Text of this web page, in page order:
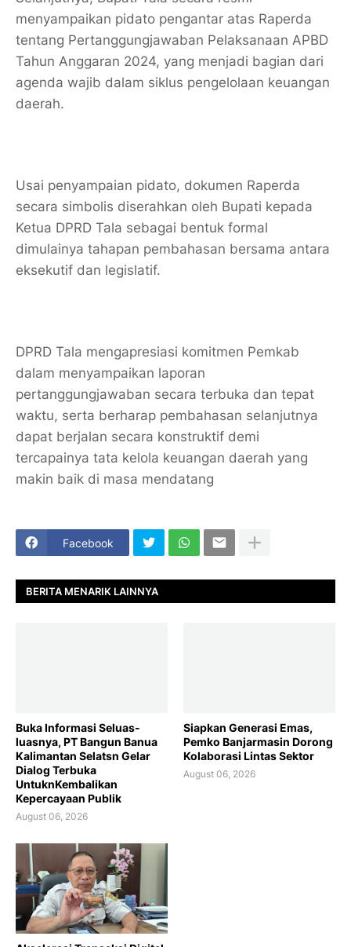
menyampaikan pidato pengantar atas Raperda
tentang Pertanggungjawaban Pelaksanaan APBD
Tahun Anggaran 2024, yang menjadi bagian dari
agenda wajib dalam siklus pengelolaan keuangan
daerah.
Usai penyampaian pidato, dokumen Raperda
secara simbolis diserahkan oleh Bupati kepada
Ketua DPRD Tala sebagai bentuk formal
dimulainya tahapan pembahasan bersama antara
eksekutif dan legislatif.
DPRD Tala mengapresiasi komitmen Pemkab
dalam menyampaikan laporan
pertanggungjawaban secara terbuka dan tepat
waktu, serta berharap pembahasan selanjutnya
dapat berjalan secara konstruktif demi
tercapainya tata kelola keuangan daerah yang
makin baik di masa mendatang
Facebook
BERITA MENARIK LAINNYA
Buka Informasi Seluas-
luasnya, PT Bangun Banua
Kalimantan Selatsn Gelar
Dialog Terbuka
UntuknKembalikan
Kepercayaan Publik
August 06, 2026
Siapkan Generasi Emas,
Pemko Banjarmasin Dorong
Kolaborasi Lintas Sektor
August 06, 2026